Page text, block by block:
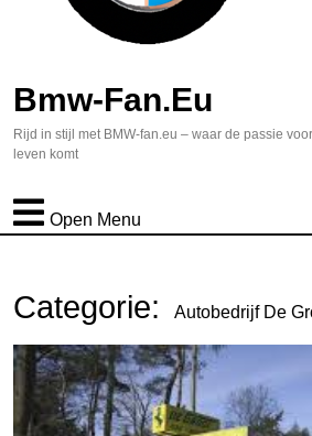
Bmw-Fan.eu
Rijd in stijl met BMW-fan.eu – waar de passie
leven komt
Open Menu
Categorie: Autobedrijf De